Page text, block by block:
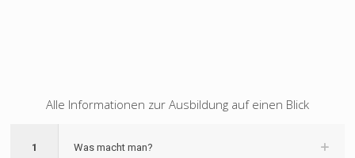
Alle Informationen zur Ausbildung auf einen Blick
1 Was macht man?